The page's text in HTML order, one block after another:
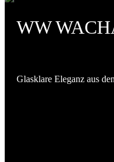
WW
Glasklare Eleganz aus